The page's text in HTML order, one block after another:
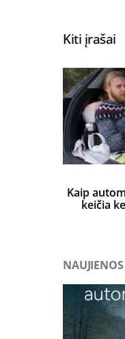
Kiti įrašai
Kaip
keičia
NAUJIENOS